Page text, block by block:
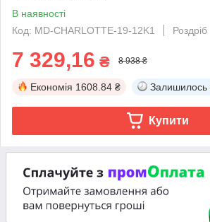
В наявності
Код: MD-CHARLOTTE-19-12K1
Роздріб
7 329,16 ₴ 8 938 ₴
Економія 1608.84 ₴ Залишилось
Купити